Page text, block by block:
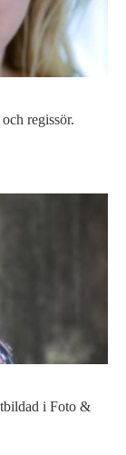
och regissör.
i Foto &